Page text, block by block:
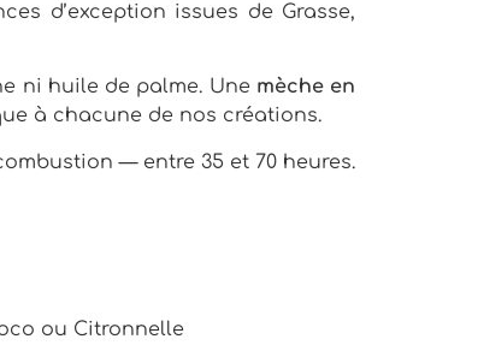
d’exception issues de Grasse,
ni huile de palme. Une mèche en
à chacune de nos créations.
— entre 35 et 70 heures.
ou Citronnelle